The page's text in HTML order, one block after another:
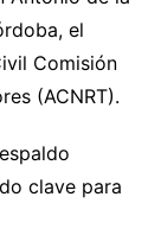
el
Comisión
(ACNRT).
clave para